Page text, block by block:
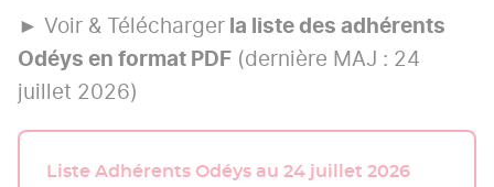
► Voir & Téléchargerla liste des adhérents
Odéys en format PDF (dernière MAJ : 24
juillet 2026)
Liste Adhérents Odéys au 24 juillet 2026